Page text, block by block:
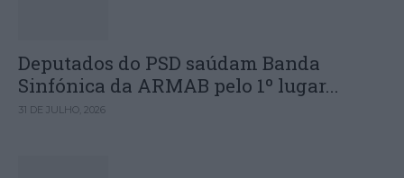
Deputados do PSD saúdam Banda
Sinfónica da ARMAB pelo 1º lugar...
31 DE JULHO, 2026